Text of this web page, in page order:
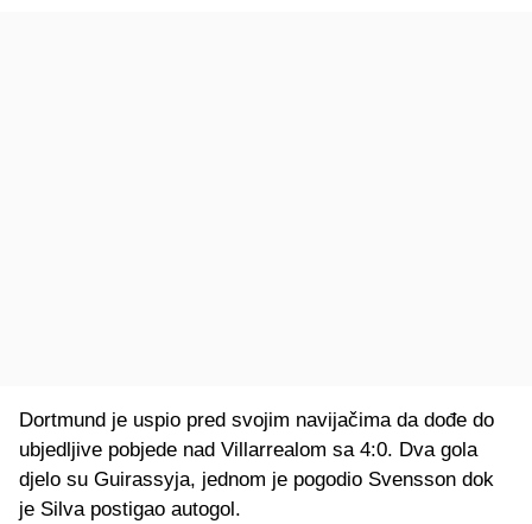
Dortmund je uspio pred svojim navijačima da dođe do
ubjedljive pobjede nad Villarrealom sa 4:0. Dva gola
djelo su Guirassyja, jednom je pogodio Svensson dok
je Silva postigao autogol.